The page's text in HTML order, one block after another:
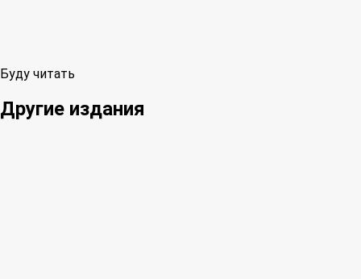
Буду читать
Другие издания